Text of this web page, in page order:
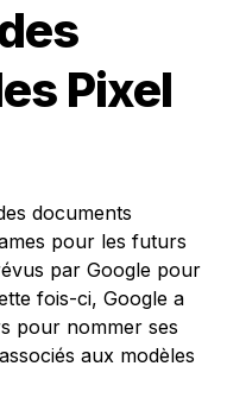
Pixel
documents
pour les futurs
par Google pour
fois-ci, Google a
pour nommer ses
aux modèles